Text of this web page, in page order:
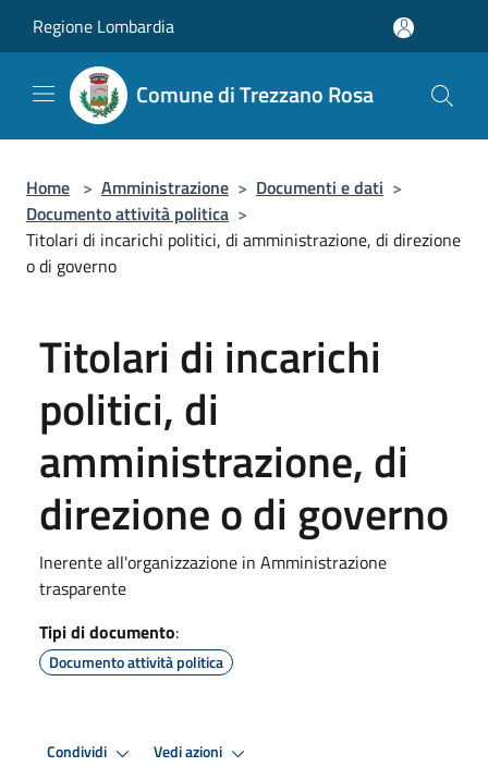
Regione Lombardia
Comune di Trezzano Rosa
Home > Amministrazione > Documenti e dati >
Documento attività politica >
Titolari di incarichi politici, di amministrazione, di direzione
o di governo
Titolari di incarichi
politici, di
amministrazione, di
direzione o di governo
Inerente all'organizzazione in Amministrazione
trasparente
Tipi di documento:
Documento attività politica
Condividi Vedi azioni